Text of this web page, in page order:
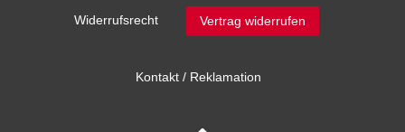
Widerrufs­recht Vertrag widerrufen
Kontakt / Reklamation